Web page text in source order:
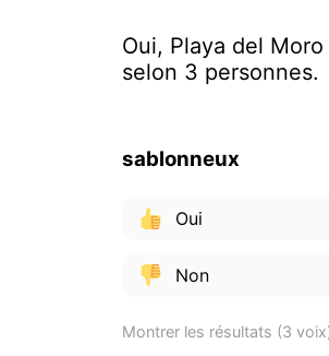
Oui, Playa del
selon 3 personnes.
sablonneux
Oui
Non
Montrer les résultats (3